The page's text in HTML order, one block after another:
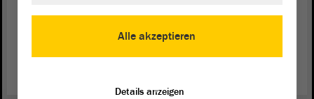
können.
Bericht des Psychiatrieausschusses (PDF; 911.05 KB)
Alle akzeptieren
Details anzeigen